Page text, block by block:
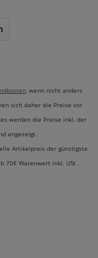
, wenn nicht anders
sich daher die Preise vor
werden die Preise inkl. der
angezeigt.
Artikelpreis der günstigste
70€ Warenwert inkl. USt .